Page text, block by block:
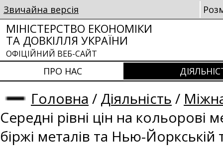
Звичайна версія
МІНІСТЕРСТВО ЕКОНОМІКИ
ТА ДОВКІЛЛЯ УКРАЇНИ
ОФІЦІЙНИЙ ВЕБ-САЙТ
ПРО НАС
Головна / Діяльність /
Середні рівні цін на кольорові
біржі металів та Нью-Йоркській